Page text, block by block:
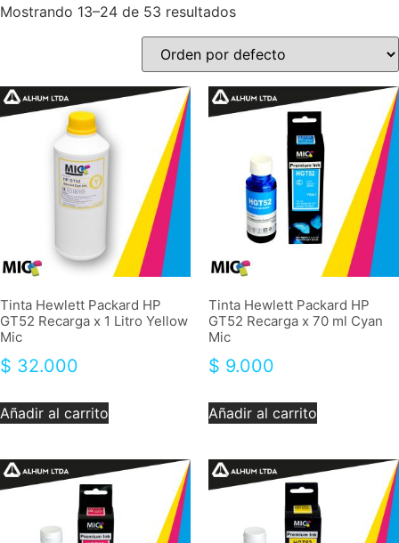
Mostrando 13–24 de 53 resultados
Tinta Hewlett Packard HP
GT52 Recarga x 1 Litro Yellow
Mic
$ 32.000
Añadir al carrito
Tinta Hewlett Packard HP
GT52 Recarga x 70 ml Cyan
Mic
$ 9.000
Añadir al carrito